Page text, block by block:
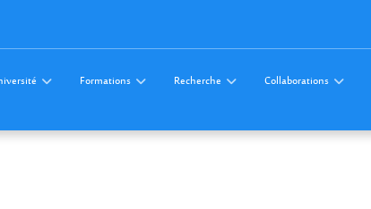
Formations Recherche Collaborations